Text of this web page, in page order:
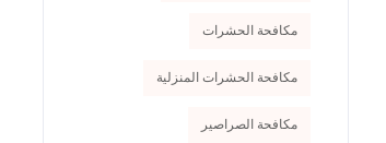
مكافحة الحشرات
مكافحة الحشرات المنزلية
مكافحة الصراصير